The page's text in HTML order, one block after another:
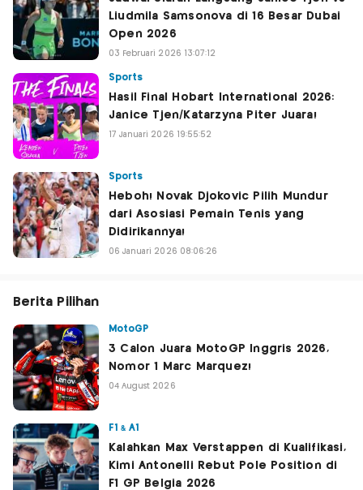
Liudmila Samsonova di 16 Besar Dubai
Open 2026
03 Februari 2026 13:07:12
Sports
Hasil Final Hobart International 2026:
Janice Tjen/Katarzyna Piter Juara!
17 Januari 2026 19:55:52
Sports
Heboh! Novak Djokovic Pilih Mundur
dari Asosiasi Pemain Tenis yang
Didirikannya!
06 Januari 2026 08:06:26
Berita Pilihan
MotoGP
3 Calon Juara MotoGP Inggris 2026,
Nomor 1 Marc Marquez!
04 August 2026
F1 & A1
Kalahkan Max Verstappen di Kualifikasi,
Kimi Antonelli Rebut Pole Position di
F1 GP Belgia 2026